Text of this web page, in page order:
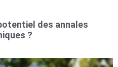
des annales
?